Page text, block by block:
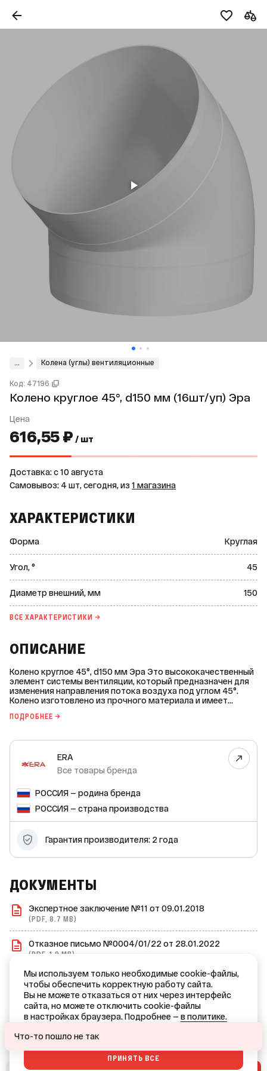
... Колена (углы) вентиляционные
Код: 47196
Колено круглое 45°, d150 мм (16шт/уп) Эра
Цена
616,55 ₽ / шт
Доставка: c 10 августа
Самовывоз: 4 шт, сегодня, из 1 магазина
ХАРАКТЕРИСТИКИ
Форма Круглая
Угол, ° 45
Диаметр внешний, мм 150
ВСЕ ХАРАКТЕРИСТИКИ →
ОПИСАНИЕ
Колено круглое 45°, d150 мм Эра Это высококачественный
элемент системы вентиляции, который предназначен для
изменения направления потока воздуха под углом 45°.
Колено изготовлено из прочного материала и имеет
надёжное соединение и герметичность вентиляционной
использованию современных технологий производства,
колено круглое 45° от Эра Вент отличается
долговечностью и устойчивостью к воздействию внешних
факторов. Это делает его идеальным выбором для
использования в различных условиях. Приобретая колено
круглое 45° 15ККП Эра, вы получаете надёжный и
эффективный элемент вентиляционной системы, который
обеспечит бесперебойную работу вашего оборудования.
ПОДРОБНЕЕ →
ERA
Все товары бренда
РОССИЯ — родина бренда
РОССИЯ — страна производства
Гарантия производителя: 2 года
ДОКУМЕНТЫ
Экспертное заключение №11 от 09.01.2018
(PDF, 8.7 MB)
Отказное письмо №0004/01/22 от 28.01.2022
(PDF, 1.9 MB)
Отказное письмо №2022-12/2 от 14.12.2020
(PDF, 6.4 MB)
ВСЕ ДОКУМЕНТЫ →
Ваш город — Краснодар?
Мы используем только необходимые cookie-файлы,
чтобы обеспечить корректную работу сайта.
Вы не можете отказаться от них через интерфейс
сайта, но можете отключить cookie-файлы
в настройках браузера. Подробнее — в политике.
ПРИНЯТЬ ВСЕ
Что-то пошло не так